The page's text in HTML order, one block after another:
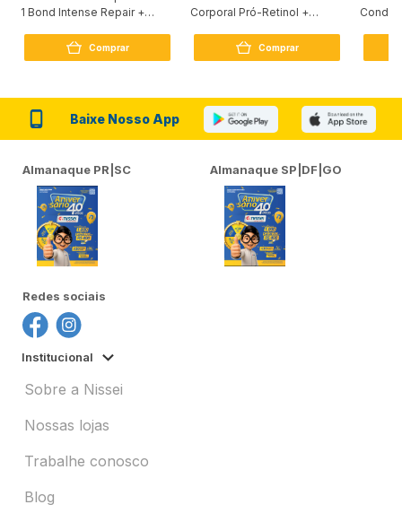
1 Bond Intense Repair +
Comprar
Corporal Pró-Retinol +
Comprar
Baixe Nosso App
Almanaque PR|SC Almanaque SP|DF|GO
Redes sociais
Institucional
Sobre a Nissei
Nossas lojas
Trabalhe conosco
Blog